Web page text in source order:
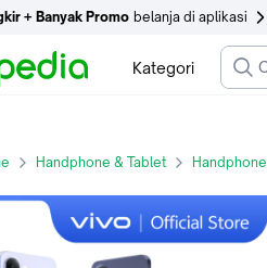
+ Banyak Promo belanja di aplikasi
Kategori
Handphone & Tablet Handphone